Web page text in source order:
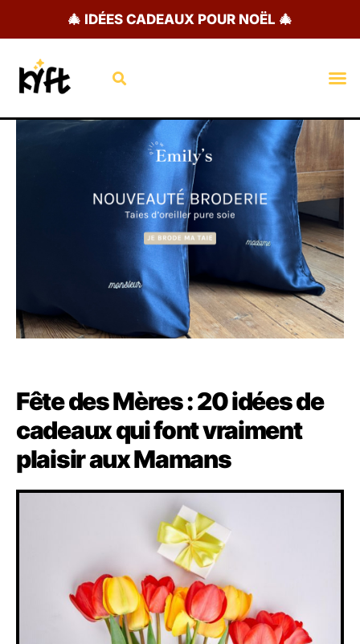
🎄 IDÉES CADEAUX POUR NOËL 🎄
Rechercher
Fête des Mères : 20 idées de
cadeaux qui font vraiment
plaisir aux Mamans